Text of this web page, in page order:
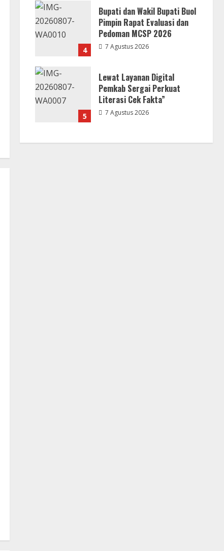
Untuk Masyarakat
8 Agustus 2026
4
Bupati dan Wakil Bupati Buol
Pimpin Rapat Evaluasi dan
Pedoman MCSP 2026
7 Agustus 2026
5
Lewat Layanan Digital
Pemkab Sergai Perkuat
Literasi Cek Fakta”
7 Agustus 2026